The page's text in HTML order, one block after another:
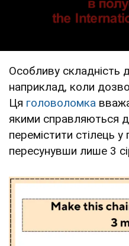
Особливу
наприклад, коли
Ця головоломка
якими справляються
перемістити стілець
пересунувши лише 3